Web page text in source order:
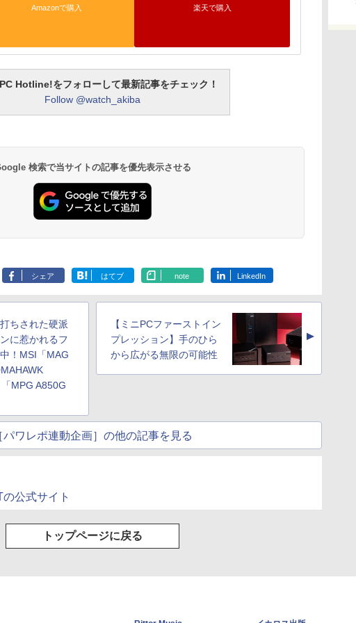
Amazonで購入 楽天で購入
Hotline!をフォローして最新記事をチェック！
Follow @watch_akiba
検索で当サイトの記事を優先表示させる
シェア はてブ note LinkedIn
ちされた硬派
に惹かれるフ
！MSI「MAG
MPG A850G
【ミニPCファーストイン
プレッション】手のひら
から広がる無限の可能性
▲
パワレポ連動企画］の他の記事を見る
公式サイト
トップページに戻る